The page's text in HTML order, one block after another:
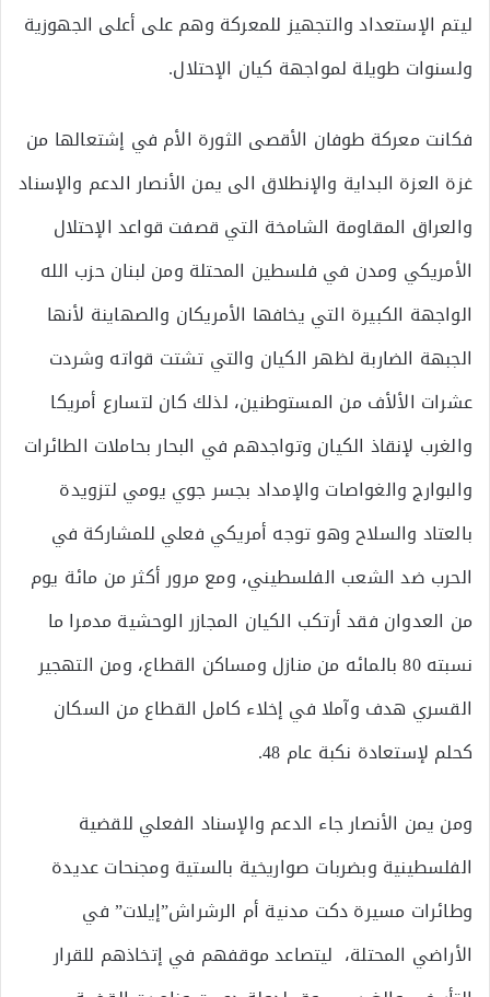
ليتم الإستعداد والتجهيز للمعركة وهم على أعلى الجهوزية
ولسنوات طويلة لمواجهة كيان الإحتلال.
فكانت معركة طوفان الأقصى الثورة الأم في إشتعالها من
غزة العزة البداية والإنطلاق الى يمن الأنصار الدعم والإسناد
والعراق المقاومة الشامخة التي قصفت قواعد الإحتلال
الأمريكي ومدن في فلسطين المحتلة ومن لبنان حزب الله
الواجهة الكبيرة التي يخافها الأمريكان والصهاينة لأنها
الجبهة الضاربة لظهر الكيان والتي تشتت قواته وشردت
عشرات الألأف من المستوطنين، لذلك كان لتسارع أمريكا
والغرب لإنقاذ الكيان وتواجدهم في البحار بحاملات الطائرات
والبوارج والغواصات والإمداد بجسر جوي يومي لتزويدة
بالعتاد والسلاح وهو توجه أمريكي فعلي للمشاركة في
الحرب ضد الشعب الفلسطيني، ومع مرور أكثر من مائة يوم
من العدوان فقد أرتكب الكيان المجازر الوحشية مدمرا ما
نسبته 80 بالمائه من منازل ومساكن القطاع، ومن التهجير
القسري هدف وآملا في إخلاء كامل القطاع من السكان
كحلم لإستعادة نكبة عام 48.
ومن يمن الأنصار جاء الدعم والإسناد الفعلي للقضية
الفلسطينية وبضربات صواريخية بالستية ومجنحات عديدة
وطائرات مسيرة دكت مدنية أم الرشراش”إيلات” في
الأراضي المحتلة، ليتصاعد موقفهم في إتخاذهم للقرار